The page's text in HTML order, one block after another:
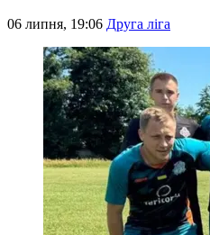
06 липня, 19:06 Друга ліга